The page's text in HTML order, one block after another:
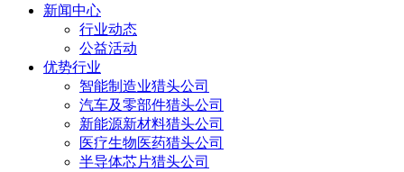
新闻中心
行业动态
公益活动
优势行业
智能制造业猎头公司
汽车及零部件猎头公司
新能源新材料猎头公司
医疗生物医药猎头公司
半导体芯片猎头公司